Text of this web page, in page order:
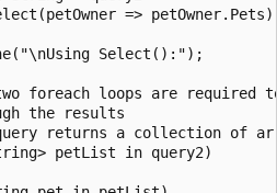
=>
Select():");
foreach loops are required
the results
returns a collection of
petList in query2)